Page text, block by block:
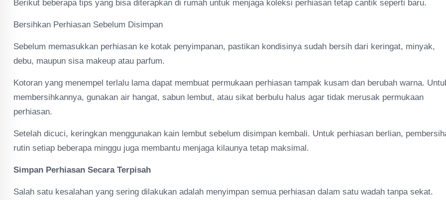
Berikut beberapa tips yang bisa diterapkan di rumah untuk menjaga koleksi perhiasan tetap cantik seperti baru.
Bersihkan Perhiasan Sebelum Disimpan
Sebelum memasukkan perhiasan ke kotak penyimpanan, pastikan kondisinya sudah bersih dari keringat, minyak,
debu, maupun sisa makeup atau parfum.
Kotoran yang menempel terlalu lama dapat membuat permukaan perhiasan tampak kusam dan berubah warna.
membersihkannya, gunakan air hangat, sabun lembut, atau sikat berbulu halus agar tidak merusak permukaan
perhiasan.
Setelah dicuci, keringkan menggunakan kain lembut sebelum disimpan kembali. Untuk perhiasan berlian,
rutin setiap beberapa minggu juga membantu menjaga kilaunya tetap maksimal.
Simpan Perhiasan Secara Terpisah
Salah satu kesalahan yang sering dilakukan adalah menyimpan semua perhiasan dalam satu wadah tanpa sekat.